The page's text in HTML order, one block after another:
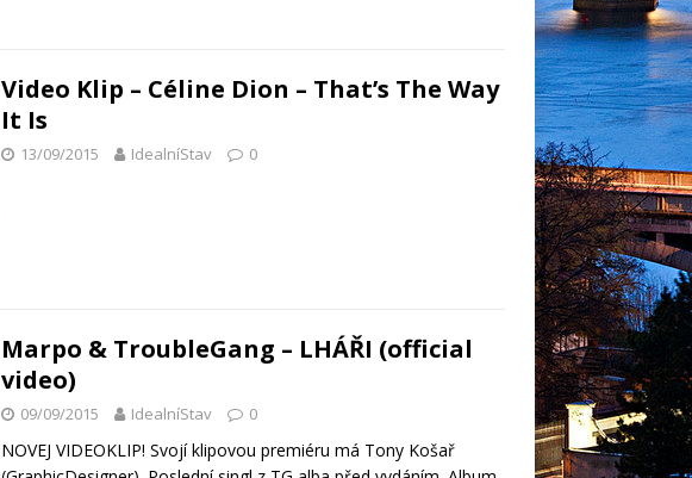
Video Klip – Céline Dion – That’s The Way
It Is
13/09/2015 IdealníStav 0
Marpo & TroubleGang – LHÁŘI (official
video)
09/09/2015 IdealníStav 0
NOVEJ VIDEOKLIP! Svojí klipovou premiéru má Tony Košař